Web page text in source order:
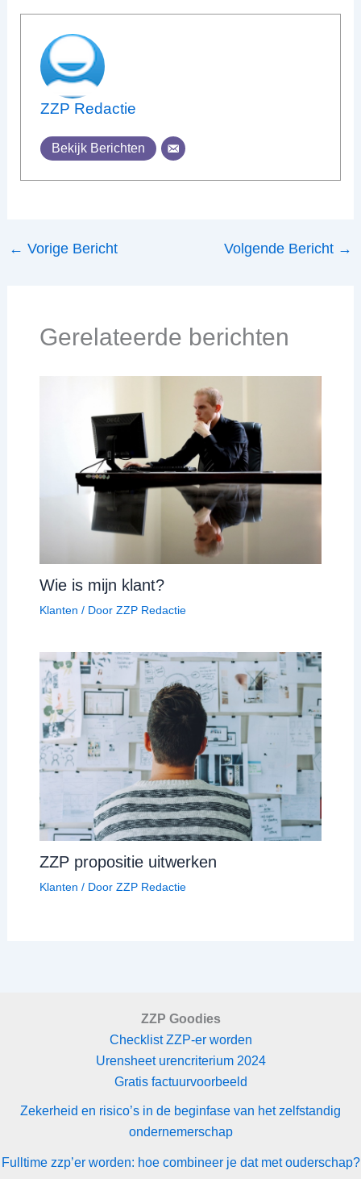
ZZP Redactie
Bekijk Berichten
← Vorige Bericht Volgende Bericht →
Gerelateerde berichten
Wie is mijn klant?
Klanten / Door ZZP Redactie
ZZP propositie uitwerken
Klanten / Door ZZP Redactie
ZZP Goodies
Checklist ZZP-er worden
Urensheet urencriterium 2024
Gratis factuurvoorbeeld
Zekerheid en risico’s in de beginfase van het zelfstandig
ondernemerschap
Fulltime zzp’er worden: hoe combineer je dat met ouderschap?